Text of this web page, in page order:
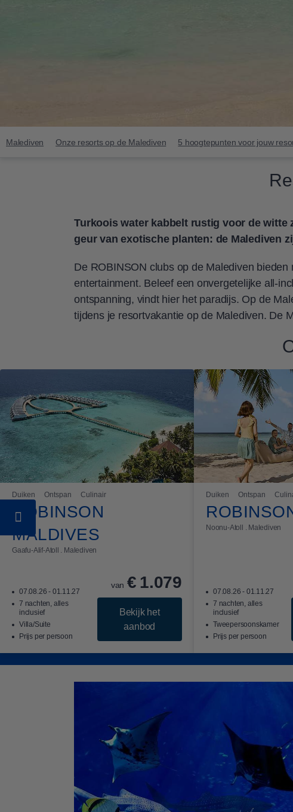
Malediven Onze resorts op de Malediven 5 hoogtepunten voor jouw
Turkoois water kabbelt rustig voor de witte
geur van exotische planten: de Malediven
De ROBINSON clubs op de Malediven
entertainment. Beleef een onvergetelijke all-
ontspanning, vindt hier het paradijs. Op de
tijdens je resortvakantie op de Malediven. De
Duiken Ontspan Culinair
ROBINSON
MALDIVES
Gaafu-Alif-Atoll . Malediven
07.08.26 - 01.11.27
7 nachten, alles
inclusief
Villa/Suite
Prijs per persoon
van € 1.079
Bekijk het
aanbod
Duiken Ontspan
Noonu-Atoll . Malediven
07.08.26 - 01.11.27
7 nachten, alles
inclusief
Tweepersoonskamer
Prijs per persoon